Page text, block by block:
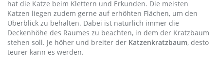
hat die Katze beim Klettern und Erkunden. Die meisten
Katzen liegen zudem gerne auf erhöhten Flächen, um den
Überblick zu behalten. Dabei ist natürlich immer die
Deckenhöhe des Raumes zu beachten, in dem der Kratzbaum
stehen soll. Je höher und breiter der Katzenkratzbaum, desto
teurer kann es werden.